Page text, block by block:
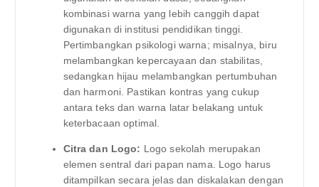
kombinasi warna yang lebih canggih dapat
digunakan di institusi pendidikan tinggi.
Pertimbangkan psikologi warna; misalnya, biru
melambangkan kepercayaan dan stabilitas,
sedangkan hijau melambangkan pertumbuhan
dan harmoni. Pastikan kontras yang cukup
antara teks dan warna latar belakang untuk
keterbacaan optimal.
Citra dan Logo: Logo sekolah merupakan
elemen sentral dari papan nama. Logo harus
ditampilkan secara jelas dan diskalakan dengan